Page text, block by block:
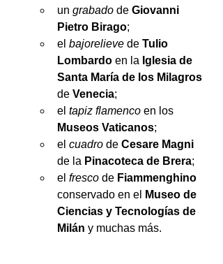
un grabado de Giovanni
Pietro Birago;
el bajorelieve de Tulio
Lombardo en la Iglesia de
Santa María de los Milagros
de Venecia;
el tapiz flamenco en los
Museos Vaticanos;
el cuadro de Cesare Magni
de la Pinacoteca de Brera;
el fresco de Fiammenghino
conservado en el
Museo de
Ciencias y Tecnologías de
Milán y muchas más.